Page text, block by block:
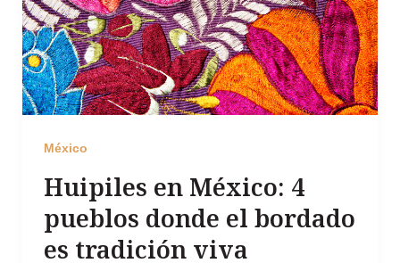
México
Huipiles en México: 4
pueblos donde el bordado
es tradición viva